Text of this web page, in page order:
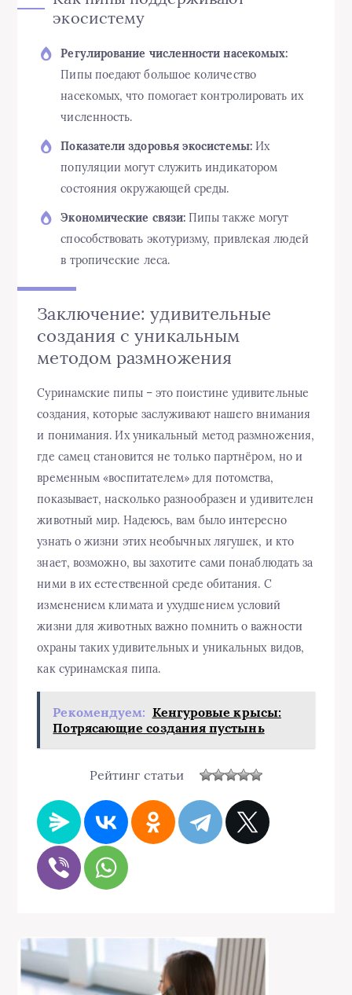
экосистему
Регулирование численности насекомых:
Пипы поедают большое количество
насекомых, что помогает контролировать их
численность.
Показатели здоровья экосистемы:Их
популяции могут служить индикатором
состояния окружающей среды.
Экономические связи: Пипы также могут
способствовать экотуризму, привлекая людей
в тропические леса.
Заключение: удивительные
создания с уникальным
методом размножения
Суринамские пипы – это поистине удивительные
создания, которые заслуживают нашего внимания
и понимания. Их уникальный метод размножения,
где самец становится не только партнёром, но и
временным «воспитателем» для потомства,
показывает, насколько разнообразен и удивителен
животный мир. Надеюсь, вам было интересно
узнать о жизни этих необычных лягушек, и кто
знает, возможно, вы захотите сами понаблюдать за
ними в их естественной среде обитания. С
изменением климата и ухудшением условий
жизни для животных важно помнить о важности
охраны таких удивительных и уникальных видов,
как суринамская пипа.
Рекомендуем: Кенгуровые крысы:
Потрясающие создания пустынь
Рейтинг статьи